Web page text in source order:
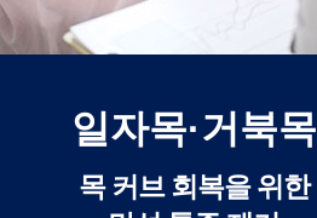
일자목·거북목
목 커브 회복을 위한